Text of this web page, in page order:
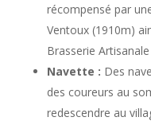
récompensé par
Ventoux (1910m)
Brasserie
Navette : Des
des coureurs au
redescendre au